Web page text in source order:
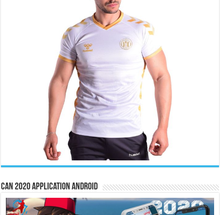
CAN 2020 Application Android